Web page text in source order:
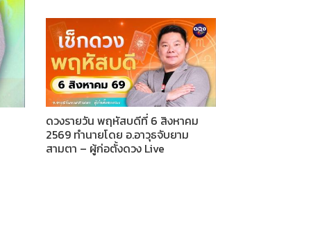
ดวงรายวัน พฤหัสบดีที่ 6 สิงหาคม
2569 ทำนายโดย อ.อาวุธจับยาม
สามตา – ผู้ก่อตั้งดวง Live